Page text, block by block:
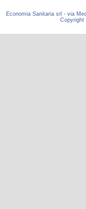
Economia Sanitaria srl - via
Copyright